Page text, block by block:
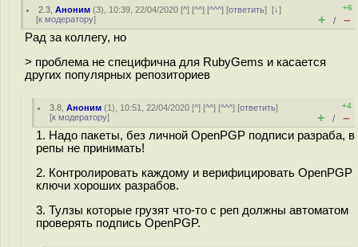
2.3 ,Аноним (3), 10:39, 22/04/2020 [^] [^^] [^^^] [ответить][↓]
[к модератору]
+6
+ / –
Рад за коллегу, но
> проблема не специфична для RubyGems и касается
других популярных репозиториев
3.8 ,Аноним (1), 10:51, 22/04/2020 [^] [^^] [^^^] [ответить]
[к модератору]
+4
+ / –
1. Надо пакеты, без личной OpenPGP подписи разраба, в
репы не принимать!
2. Контролировать каждому и верифицировать OpenPGP
ключи хороших разрабов.
3. Тулзы которые грузят что-то с реп должны автоматом
проверять подпись OpenPGP.